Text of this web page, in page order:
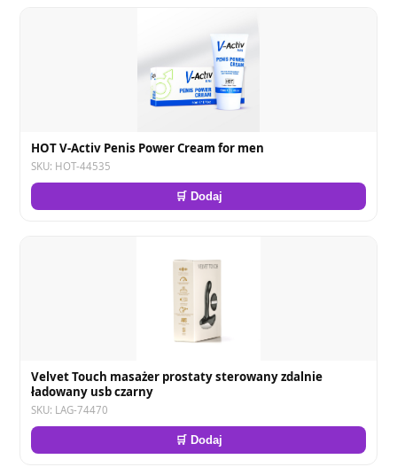
HOT V-Activ Penis Power Cream for men
SKU: HOT-44535
🛒 Dodaj
Velvet Touch masażer prostaty sterowany zdalnie
ładowany usb czarny
SKU: LAG-74470
🛒 Dodaj